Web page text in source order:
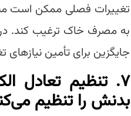
تغییرات فصلی ممکن است
به مصرف خاک ترغیب کند.
جایگزین برای تأمین
۷.
بدنش را تنظیم